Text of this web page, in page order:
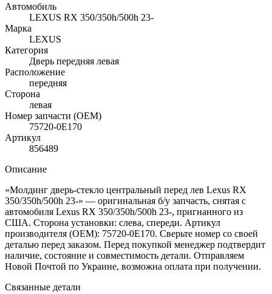
Автомобиль
LEXUS RX 350/350h/500h 23-
Марка
LEXUS
Категория
Дверь передняя левая
Расположение
передняя
Сторона
левая
Номер запчасти (OEM)
75720-0E170
Артикул
856489
Описание
«Молдинг дверь-стекло центральный перед лев Lexus RX
350/350h/500h 23-» — оригинальная б/у запчасть, снятая с
автомобиля Lexus RX 350/350h/500h 23-, пригнанного из
США. Сторона установки: слева, спереди. Артикул
производителя (OEM): 75720-0E170. Сверьте номер со своей
деталью перед заказом. Перед покупкой менеджер подтвердит
наличие, состояние и совместимость детали. Отправляем
Новой Почтой по Украине, возможна оплата при получении.
Связанные детали